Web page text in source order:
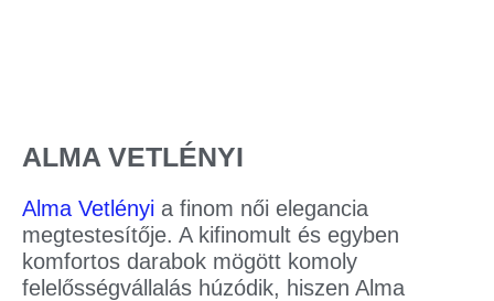
ALMA VETLÉNYI
Alma Vetlényi a finom női elegancia
megtestesítője. A kifinomult és egyben
komfortos darabok mögött komoly
felelősségvállalás húzódik, hiszen Alma